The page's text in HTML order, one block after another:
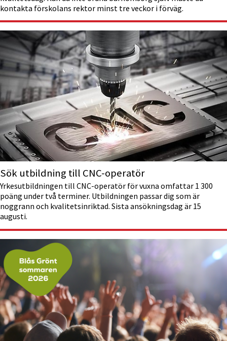
kontakta förskolans rektor minst tre veckor i förväg.
Sök utbildning till CNC-operatör
Yrkesutbildningen till CNC-operatör för vuxna omfattar 1 300
poäng under två terminer. Utbildningen passar dig som är
noggrann och kvalitetsinriktad. Sista ansökningsdag är 15
augusti.